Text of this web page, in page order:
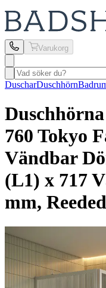
Varukorg
DuscharDuschhörn
760 Tokyo
Vändbar
(L1) x 717
mm,